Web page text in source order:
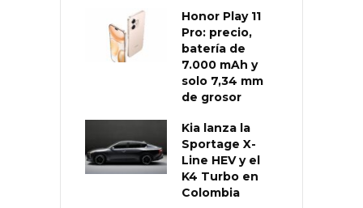
Honor Play 11
Pro: precio,
batería de
7.000 mAh y
solo 7,34 mm
de grosor
Kia lanza la
Sportage X-
Line HEV y el
K4 Turbo en
Colombia